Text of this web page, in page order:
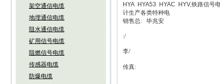
架空通信电缆
地埋通信电缆
阻水通信电缆
矿用信号电缆
阻燃信号电缆
传感器电缆
防爆电缆
HYA HYA53 HYAC HYV,铁路信号
计生产各类特种电
销售总: 毕兆安
:/
李/
传真: